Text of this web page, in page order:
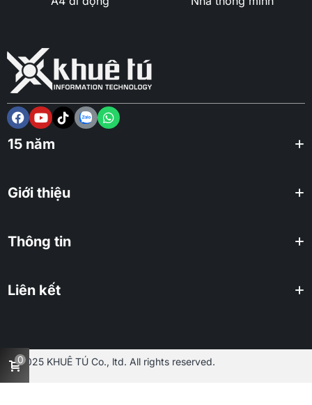
15 năm
Giới thiệu
Thông tin
Liên kết
2025 KHUÊ TÚ Co., ltd. All rights reserved.
0